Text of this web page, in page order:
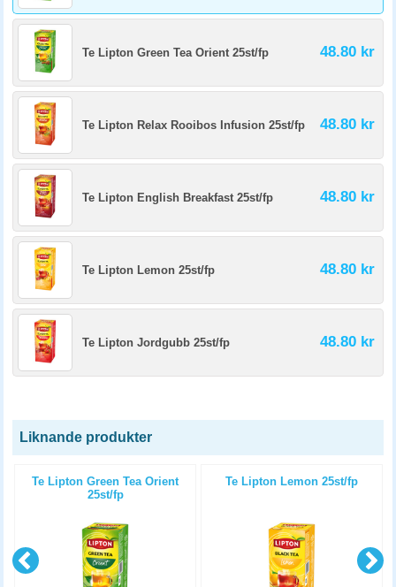
Te Lipton Green Tea Orient 25st/fp 48.80 kr
Te Lipton Relax Rooibos Infusion 25st/fp 48.80 kr
Te Lipton English Breakfast 25st/fp 48.80 kr
Te Lipton Lemon 25st/fp 48.80 kr
Te Lipton Jordgubb 25st/fp 48.80 kr
Liknande produkter
Te Lipton Green Tea Orient
25st/fp
Te Lipton Lemon 25st/fp